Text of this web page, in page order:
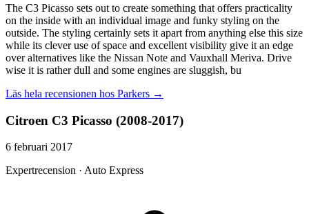
The C3 Picasso sets out to create something that offers practicality
on the inside with an individual image and funky styling on the
outside. The styling certainly sets it apart from anything else this size
while its clever use of space and excellent visibility give it an edge
over alternatives like the Nissan Note and Vauxhall Meriva. Drive
wise it is rather dull and some engines are sluggish, bu
Läs hela recensionen hos Parkers →
Citroen C3 Picasso (2008-2017)
6 februari 2017
Expertrecension · Auto Express